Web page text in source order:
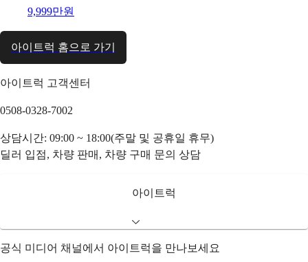
9,999만원
아이트럭 홈으로 가기
아이트럭 고객센터
0508-0328-7002
상담시간: 09:00 ~ 18:00(주말 및 공휴일 휴무)
딜러 입점, 차량 판매, 차량 구매 문의 상담
아이트럭
공식 미디어 채널에서 아이트럭을 만나보세요